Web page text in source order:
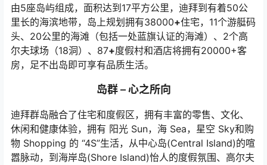
由5座岛屿组成，面积达到17平方公里，迪拜到有着50公
里长的海滨地带，岛上规划拥有38000+住宅，11个游艇码
头、20公里的海滩（包括一处蓝旗认证的海滩）、2个高
尔夫球场（18洞）、87+度假村和酒店将拥有20000+客
房，足不出岛即可享有品质生活。
岛群 – 心之所向
迪拜群岛融合了住宅和度假区，拥有丰富的零售、文化、
休闲和健康体验，拥有 阳光 Sun，海 Sea，星空 Sky和购
物 Shopping 的 “4S”生活，从中心岛(Central Island)的喧
嚣脉动，到海岸岛(Shore Island)怡人的度假氛围、高尔夫